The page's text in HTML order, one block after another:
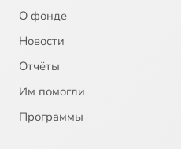
21
22
О фонде
Новости
Отчёты
Им помогли
Программы